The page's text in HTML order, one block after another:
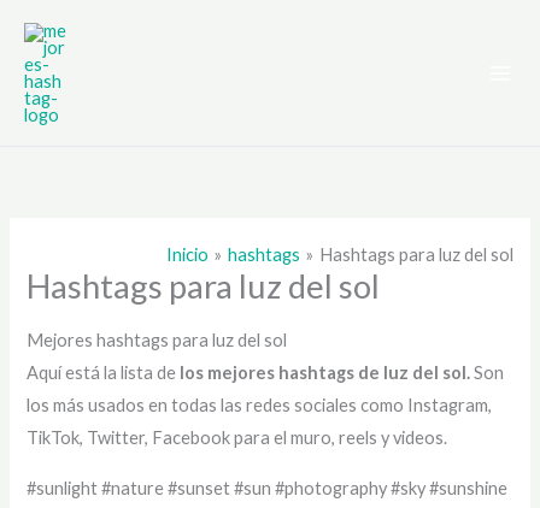
contenido
Inicio hashtags Hashtags para luz del sol
Hashtags para luz del sol
Mejores hashtags para luz del sol
Aquí está la lista de los mejores hashtags de luz del sol.Son
los más usados en todas las redes sociales como Instagram,
TikTok, Twitter, Facebook para el muro, reels y videos.
#sunlight #nature #sunset #sun #photography #sky #sunshine